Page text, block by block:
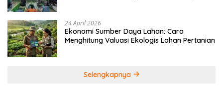
24 April 2026
Ekonomi Sumber Daya Lahan: Cara
Menghitung Valuasi Ekologis Lahan Pertanian
Selengkapnya